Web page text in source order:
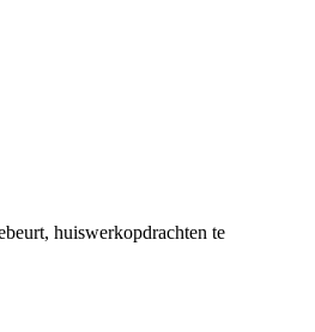
huiswerkopdrachten te